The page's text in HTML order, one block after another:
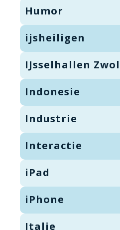
Humor
ijsheiligen
IJsselhallen
Indonesie
Industrie
Interactie
iPad
iPhone
Italie